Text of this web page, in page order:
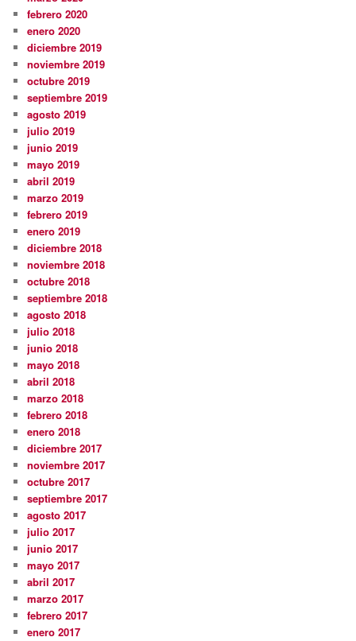
febrero 2020
enero 2020
diciembre 2019
noviembre 2019
octubre 2019
septiembre 2019
agosto 2019
julio 2019
junio 2019
mayo 2019
abril 2019
marzo 2019
febrero 2019
enero 2019
diciembre 2018
noviembre 2018
octubre 2018
septiembre 2018
agosto 2018
julio 2018
junio 2018
mayo 2018
abril 2018
marzo 2018
febrero 2018
enero 2018
diciembre 2017
noviembre 2017
octubre 2017
septiembre 2017
agosto 2017
julio 2017
junio 2017
mayo 2017
abril 2017
marzo 2017
febrero 2017
enero 2017